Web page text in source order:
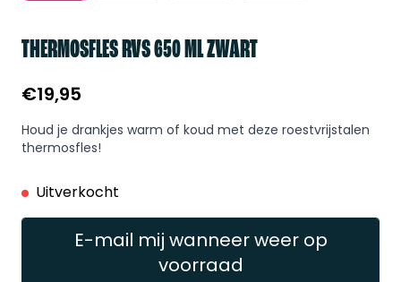
THERMOSFLES RVS 650 ML ZWART
€19,95
Houd je drankjes warm of koud met deze roestvrijstalen
thermosfles!
Uitverkocht
E-mail mij wanneer weer op
voorraad